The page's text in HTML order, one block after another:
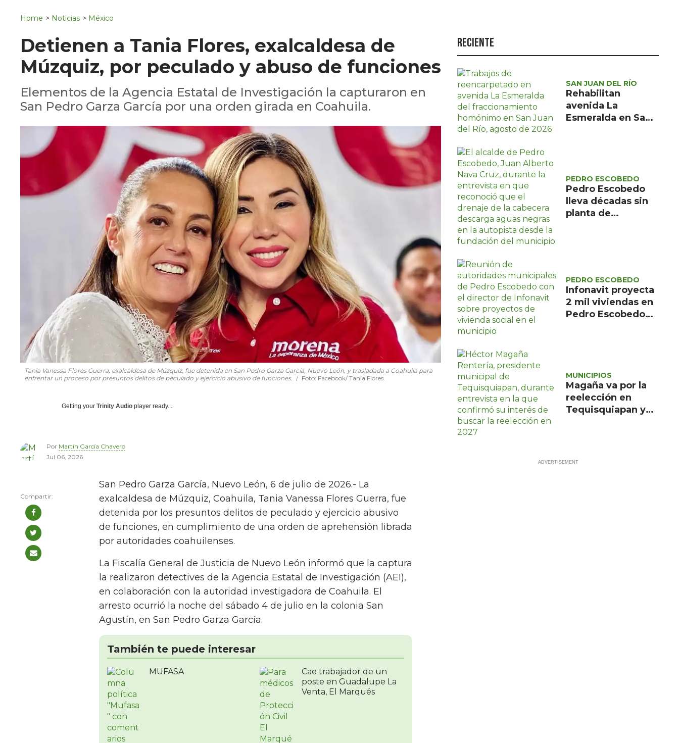
Política
Asuntos Sociales
Estilo de vida
Opinión
Home > Noticias > México
Detienen a Tania Flores, exalcaldesa de
Múzquiz, por peculado y abuso de funciones
Elementos de la Agencia Estatal de Investigación la capturaron en
San Pedro Garza García por una orden girada en Coahuila.
Tania Vanessa Flores Guerra, exalcaldesa de Múzquiz, fue detenida en San Pedro Garza García, Nuevo León, y trasladada a Coahuila para
enfrentar un proceso por presuntos delitos de peculado y ejercicio abusivo de funciones.
Foto: Facebook/ Tania Flores.
Getting your Trinity Audio player ready...
Por Martín García Chavero
Jul 06, 2026
San Pedro Garza García, Nuevo León, 6 de julio de 2026.- La
exalcaldesa de Múzquiz, Coahuila, Tania Vanessa Flores Guerra, fue
detenida por los presuntos delitos de peculado y ejercicio abusivo
de funciones, en cumplimiento de una orden de aprehensión librada
por autoridades coahuilenses.
La Fiscalía General de Justicia de Nuevo León informó que la captura
la realizaron detectives de la Agencia Estatal de Investigación (AEI),
en colaboración con la autoridad investigadora de Coahuila. El
arresto ocurrió la noche del sábado 4 de julio en la colonia San
Agustín, en San Pedro Garza García.
También te puede interesar
MUFASA
Cae trabajador de un
poste en Guadalupe La
Venta, El Marqués
Reciente
SAN JUAN DEL RÍO
Rehabilitan
avenida La
Esmeralda en San
PEDRO ESCOBEDO
Pedro Escobedo
lleva décadas sin
planta de
PEDRO ESCOBEDO
Infonavit proyecta
2 mil viviendas en
Pedro Escobedo
MUNICIPIOS
Magaña va por la
reelección en
Tequisquiapan y